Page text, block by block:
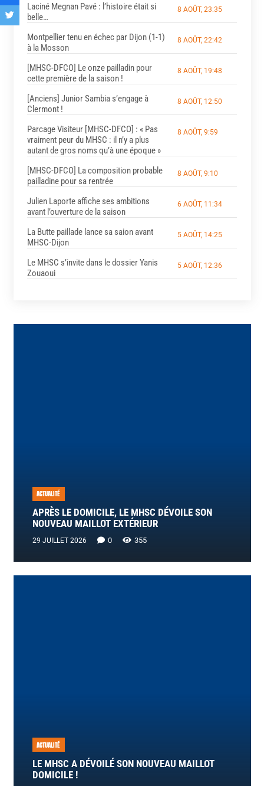
Laciné Megnan Pavé : l’histoire était si
belle…
8 AOÛT, 23:35
Montpellier tenu en échec par Dijon (1-1)
à la Mosson
8 AOÛT, 22:42
[MHSC-DFCO] Le onze pailladin pour
cette première de la saison !
8 AOÛT, 19:48
[Anciens] Junior Sambia s’engage à
Clermont !
8 AOÛT, 12:50
Parcage Visiteur [MHSC-DFCO] : « Pas
vraiment peur du MHSC : il n’y a plus
autant de gros noms qu’à une époque »
8 AOÛT, 9:59
[MHSC-DFCO] La composition probable
pailladine pour sa rentrée
8 AOÛT, 9:10
Julien Laporte affiche ses ambitions
avant l’ouverture de la saison
6 AOÛT, 11:34
La Butte paillade lance sa saion avant
MHSC-Dijon
5 AOÛT, 14:25
Le MHSC s’invite dans le dossier Yanis
Zouaoui
5 AOÛT, 12:36
ACTUALITÉ
APRÈS LE DOMICILE, LE MHSC DÉVOILE SON
NOUVEAU MAILLOT EXTÉRIEUR
29 JUILLET 2026 0 355
ACTUALITÉ
LE MHSC A DÉVOILÉ SON NOUVEAU MAILLOT
DOMICILE !